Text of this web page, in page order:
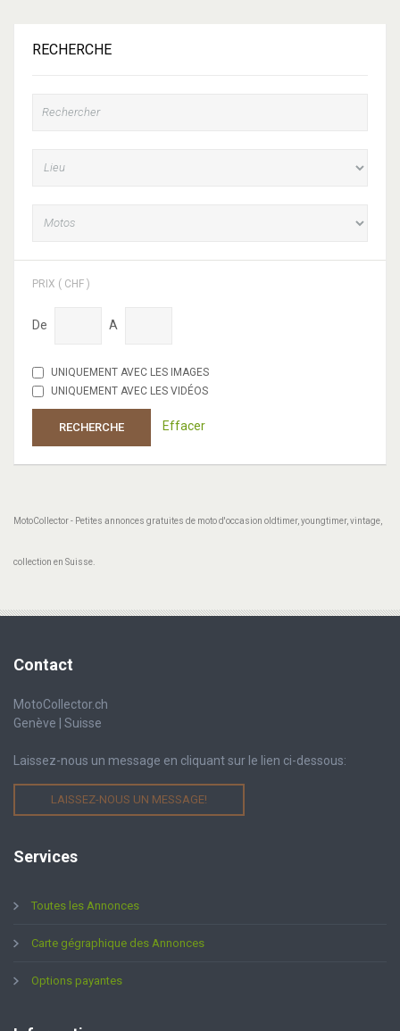
RECHERCHE
PRIX ( CHF )
De A
UNIQUEMENT AVEC LES IMAGES
UNIQUEMENT AVEC LES VIDÉOS
RECHERCHE Effacer
MotoCollector - Petites annonces gratuites de moto d'occasion oldtimer, youngtimer, vintage,
collection en Suisse.
Contact
MotoCollector.ch
Genève | Suisse
Laissez-nous un message en cliquant sur le lien ci-dessous:
LAISSEZ-NOUS UN MESSAGE!
Services
Toutes les Annonces
Carte gégraphique des Annonces
Options payantes